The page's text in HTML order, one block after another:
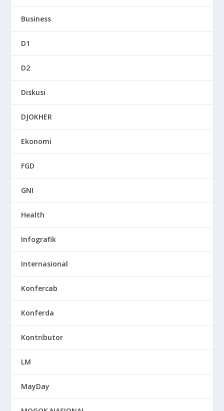
Business
D1
D2
Diskusi
DJOKHER
Ekonomi
FGD
GNI
Health
Infografik
Internasional
Konfercab
Konferda
Kontributor
LM
MayDay